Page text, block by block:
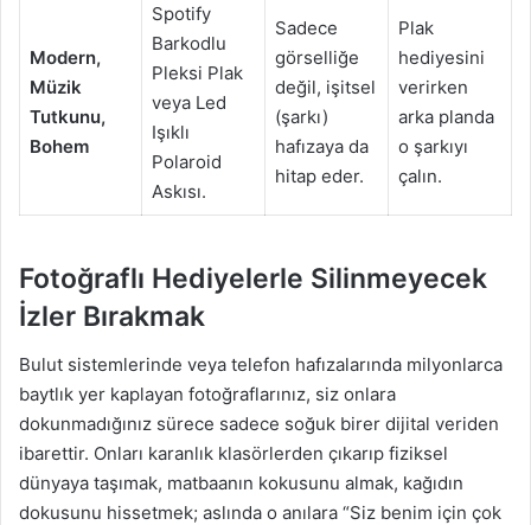
Modern,
Müzik
Tutkunu,
Bohem
Spotify
Barkodlu
Pleksi Plak
veya Led
Işıklı
Polaroid
Askısı.
Sadece
görselliğe
değil, işitsel
(şarkı)
hafızaya da
hitap eder.
Plak
hediyesini
verirken
arka planda
o şarkıyı
çalın.
Fotoğraflı Hediyelerle Silinmeyecek
İzler Bırakmak
Bulut sistemlerinde veya telefon hafızalarında milyonlarca
baytlık yer kaplayan fotoğraflarınız, siz onlara
dokunmadığınız sürece sadece soğuk birer dijital veriden
ibarettir. Onları karanlık klasörlerden çıkarıp fiziksel
dünyaya taşımak, matbaanın kokusunu almak, kağıdın
dokusunu hissetmek; aslında o anılara “Siz benim için çok